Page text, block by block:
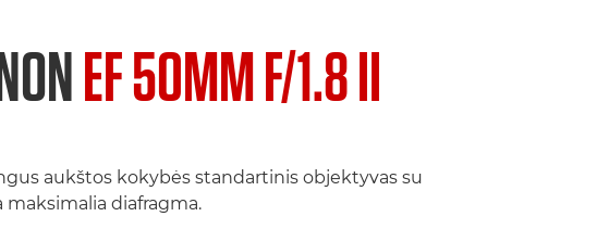
EF 50MM F/1.8 II
aukštos kokybės standartinis objektyvas su
maksimalia diafragma.